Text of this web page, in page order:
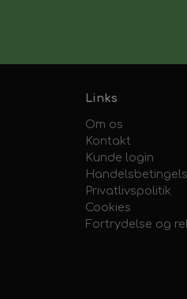
Links
Om os
Kontakt
Kunde login
Privatlivspolitik
Cookies
Fortrydelse og